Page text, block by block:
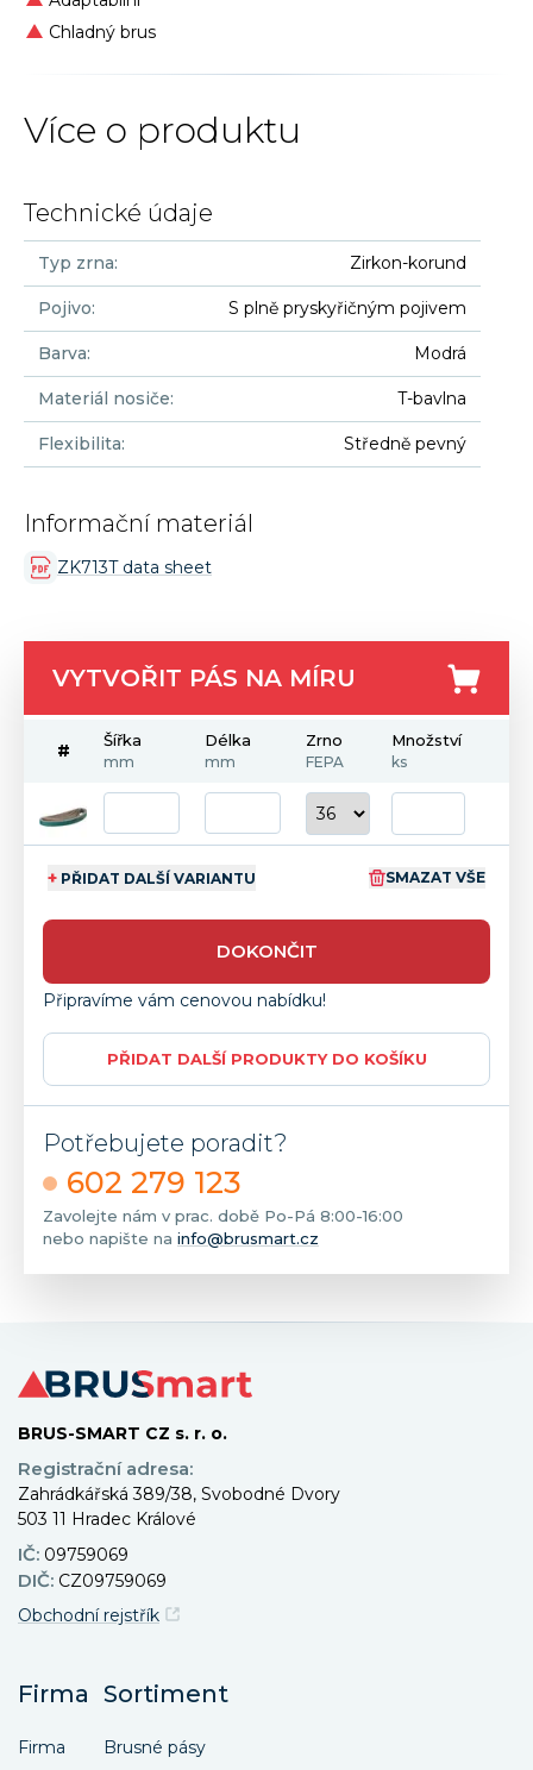
Chladný brus
Více o produktu
Technické údaje
Typ zrna: Zirkon-korund
Pojivo: S plně pryskyřičným pojivem
Barva: Modrá
Materiál nosiče: T-bavlna
Flexibilita: Středně pevný
Informační materiál
ZK713T data sheet
VYTVOŘIT PÁS NA MÍRU
# Šířka
mm
Délka
mm
Zrno
FEPA
Množství
ks
+ PŘIDAT DALŠÍ VARIANTU SMAZAT VŠE
DOKONČIT
Připravíme vám cenovou nabídku!
PŘIDAT DALŠÍ PRODUKTY DO KOŠÍKU
Potřebujete poradit?
602 279 123
Zavolejte nám v prac. době Po-Pá 8:00-16:00
nebo napište na info@brusmart.cz
BRUS-SMART CZ s. r. o.
Registrační adresa:
Zahrádkářská 389/38, Svobodné Dvory
503 11 Hradec Králové
IČ: 09759069
DIČ: CZ09759069
Obchodní rejstřík
Firma
Firma
Sortiment
Brusné pásy